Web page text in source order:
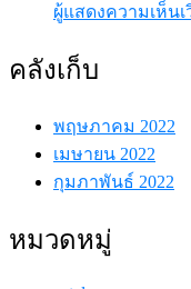
ผู้แสดงความเห็นเ
คลังเก็บ
พฤษภาคม 2022
เมษายน 2022
กุมภาพันธ์ 2022
หมวดหมู่